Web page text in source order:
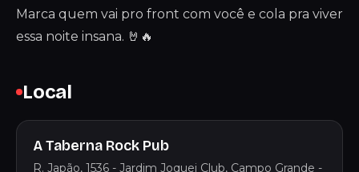
Marca quem vai pro front com você e cola pra viver
essa noite insana. 🤘🔥
Local
A Taberna Rock Pub
R. Japão, 1536 - Jardim Joquei Club, Campo Grande -